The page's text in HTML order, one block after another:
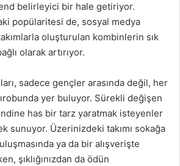
belirleyici bir hale getiriyor.
popülaritesi de, sosyal medya
oluşturulan kombinlerin sık
olarak artırıyor.
sadece gençler arasında değil, her
yer buluyor. Sürekli değişen
has bir tarz yaratmak isteyenler
sunuyor. Üzerinizdeki takımı sokağa
ya da bir alışverişte
şıklığınızdan da ödün